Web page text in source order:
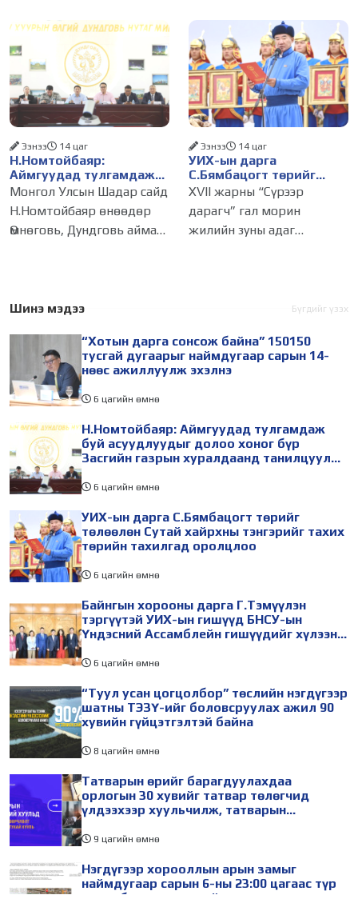
нутгийн захиргааны
байгууллага, албан
тушаалтанд 2025, 2026
оны эхний хагас жилийн
байдлаар иргэдээс ирсэн
өргөдөл,
өргөдөл,
Н.Номтойбаяр:
Аймгуудад тулгамдаж
буй асуудлуудыг долоо
хоног бүр Засгийн
газрын хуралдаанд
танилцуулж,
Ээнээ 14 цаг
Монгол Улсын Шадар сайд
Н.Номтойбаяр өнөөдөр
Өмнөговь, Дундговь аймагт
комиссын даргын 3 дугаар
Өмнөговь аймагт
УИХ-ын дарга
С.Бямбацогт төрийг
төлөөлөн Сутай хайрхны
тэнгэрийг тахих төрийн
тахилгад оролцлоо
Ээнээ 14 цаг
XVII жарны “Сүрээр
дарагч” гал морин
жилийн зуны адаг
хайрхны тэнгэрийг тайх
Монгол
Шинэ мэдээ Бүгдийг үзэх
“Хотын дарга сонсож байна” 150150
тусгай дугаарыг наймдугаар сарын 14-
нөөс ажиллуулж эхэлнэ
6 цагийн өмнө
Н.Номтойбаяр: Аймгуудад тулгамдаж
буй асуудлуудыг долоо хоног бүр
Засгийн газрын хуралдаанд танилцуулж,
6 цагийн өмнө
УИХ-ын дарга С.Бямбацогт төрийг
төлөөлөн Сутай хайрхны тэнгэрийг тахих
төрийн тахилгад оролцлоо
6 цагийн өмнө
Байнгын хорооны дарга Г.Тэмүүлэн
тэргүүтэй УИХ-ын гишүүд БНСУ-ын
Үндэсний Ассамблейн гишүүдийг хүлээн
6 цагийн өмнө
“Туул усан цогцолбор” төслийн нэгдүгээр
шатны ТЭЗҮ-ийг боловсруулах ажил 90
хувийн гүйцэтгэлтэй байна
8 цагийн өмнө
Татварын өрийг барагдуулахдаа
орлогын 30 хувийг татвар төлөгчид
үлдээхээр хуульчилж, татварын
болгон сунгажээ
9 цагийн өмнө
Нэгдүгээр хорооллын арын замыг
наймдугаар сарын 6-ны 23:00 цагаас түр
хааж, борооны ус зайлуулах шугамын